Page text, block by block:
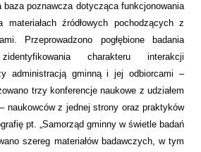
baza poznawcza dotycząca funkcjonowania
źródłowych pochodzących z
Przeprowadzono pogłębione badania
charakteru interakcji
administracją gminną i jej odbiorcami –
trzy konferencje naukowe z udziałem
naukowców z jednej strony oraz praktyków
pt. „Samorząd gminny w świetle badań
szereg materiałów badawczych, w tym